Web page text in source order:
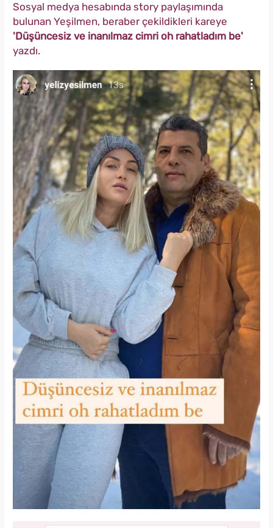
Sosyal medya hesabında story paylaşımında
bulunan Yeşilmen, beraber çekildikleri kareye
'Düşüncesiz ve inanılmaz cimri oh rahatladım be'
yazdı.